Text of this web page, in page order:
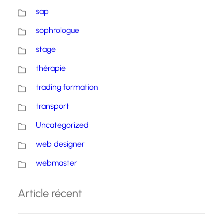
sap
sophrologue
stage
thérapie
trading formation
transport
Uncategorized
web designer
webmaster
Article récent